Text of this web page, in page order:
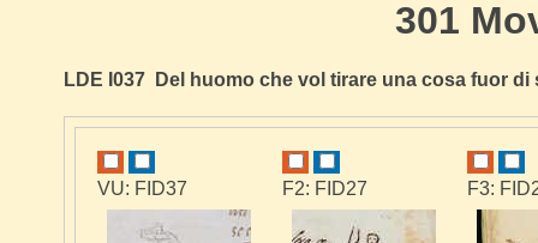
301
LDE I037 Del huomo che vol tirare una cosa fuor
VU: FID37 F2: FID27 F3: